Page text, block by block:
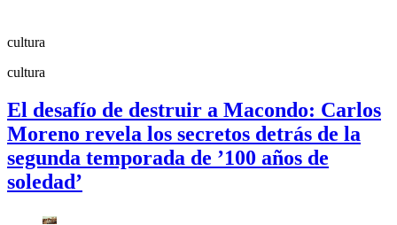
cultura
cultura
El desafío de destruir a Macondo: Carlos
Moreno revela los secretos detrás de la
segunda temporada de ’100 años de
soledad’